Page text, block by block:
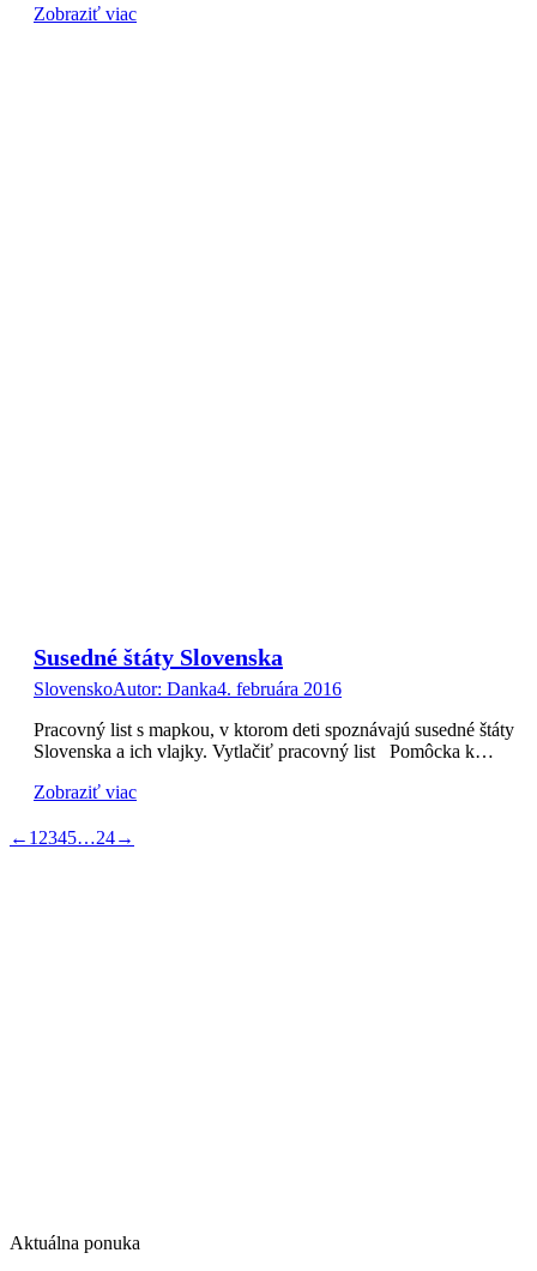
Zobraziť viac
Susedné štáty Slovenska
SlovenskoAutor: Danka4. februára 2016
Pracovný list s mapkou, v ktorom deti spoznávajú susedné štáty
Slovenska a ich vlajky. Vytlačiť pracovný list Pomôcka k…
Zobraziť viac
← 1 2345…24→
Aktuálna ponuka